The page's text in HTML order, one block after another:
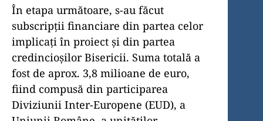
În etapa următoare, s-au făcut
subscripții financiare din partea celor
implicați în proiect și din partea
credincioșilor Bisericii. Suma totală a
fost de aprox. 3,8 milioane de euro,
fiind compusă din participarea
Diviziunii Inter-Europene (EUD), a